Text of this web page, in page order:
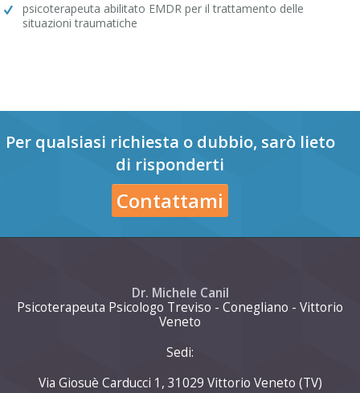
psicoterapeuta abilitato EMDR per il trattamento delle
situazioni traumatiche
Per qualsiasi richiesta o dubbio, sarò lieto
di risponderti
Contattami
Dr. Michele Canil
Psicoterapeuta Psicologo Treviso - Conegliano - Vittorio
Veneto
Sedi:
Via Giosuè Carducci 1, 31029 Vittorio Veneto (TV)